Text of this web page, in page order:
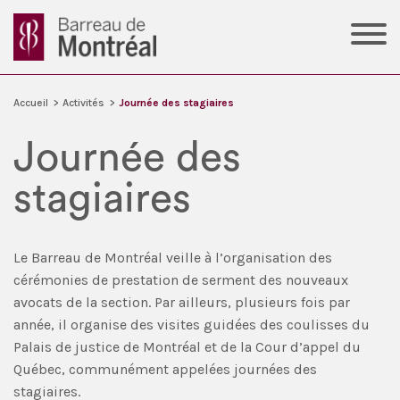
Accueil > Activités > Journée des stagiaires
Journée des
stagiaires
Le Barreau de Montréal veille à l’organisation des
cérémonies de prestation de serment des nouveaux
avocats de la section. Par ailleurs, plusieurs fois par
année, il organise des visites guidées des coulisses du
Palais de justice de Montréal et de la Cour d’appel du
Québec, communément appelées journées des
stagiaires.